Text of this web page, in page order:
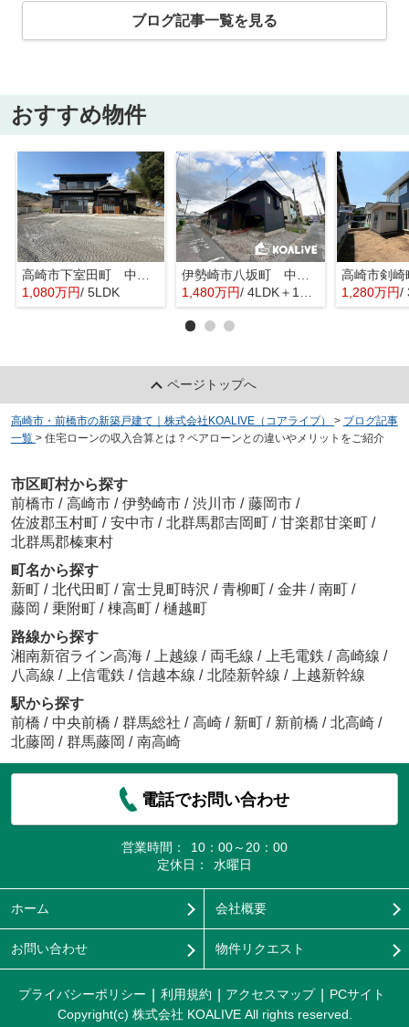
ブログ記事一覧を見る
おすすめ物件
高崎市下室田町 中古住宅
1,080万円/ 5LDK
伊勢崎市八坂町 中古住宅
1,480万円/ 4LDK＋1S(納戸) 1,280万円/
ページトップへ
高崎市・前橋市の新築戸建て｜株式会社KOALIVE（コアライブ） > ブログ記事
一覧 > 住宅ローンの収入合算とは？ペアローンとの違いやメリットをご紹介
市区町村から探す
前橋市 / 高崎市 / 伊勢崎市 / 渋川市 / 藤岡市 /
佐波郡玉村町 / 安中市 / 北群馬郡吉岡町 / 甘楽郡甘楽町 /
北群馬郡榛東村
町名から探す
新町 / 北代田町 / 富士見町時沢 / 青柳町 / 金井 / 南町 /
藤岡 / 乗附町 / 棟高町 / 樋越町
路線から探す
湘南新宿ライン高海 / 上越線 / 両毛線 / 上毛電鉄 / 高崎線 /
八高線 / 上信電鉄 / 信越本線 / 北陸新幹線 / 上越新幹線
駅から探す
前橋 / 中央前橋 / 群馬総社 / 高崎 / 新町 / 新前橋 / 北高崎 /
北藤岡 / 群馬藤岡 / 南高崎
電話でお問い合わせ
営業時間：
10：00～20：00
定休日：
水曜日
ホーム 会社概要
お問い合わせ 物件リクエスト
プライバシーポリシー 利用規約 アクセスマップ
PCサイト
Copyright(c) 株式会社 KOALIVE All rights reserved.